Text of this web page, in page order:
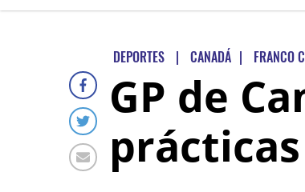
DEPORTES | CANADÁ | FRANCO
GP de